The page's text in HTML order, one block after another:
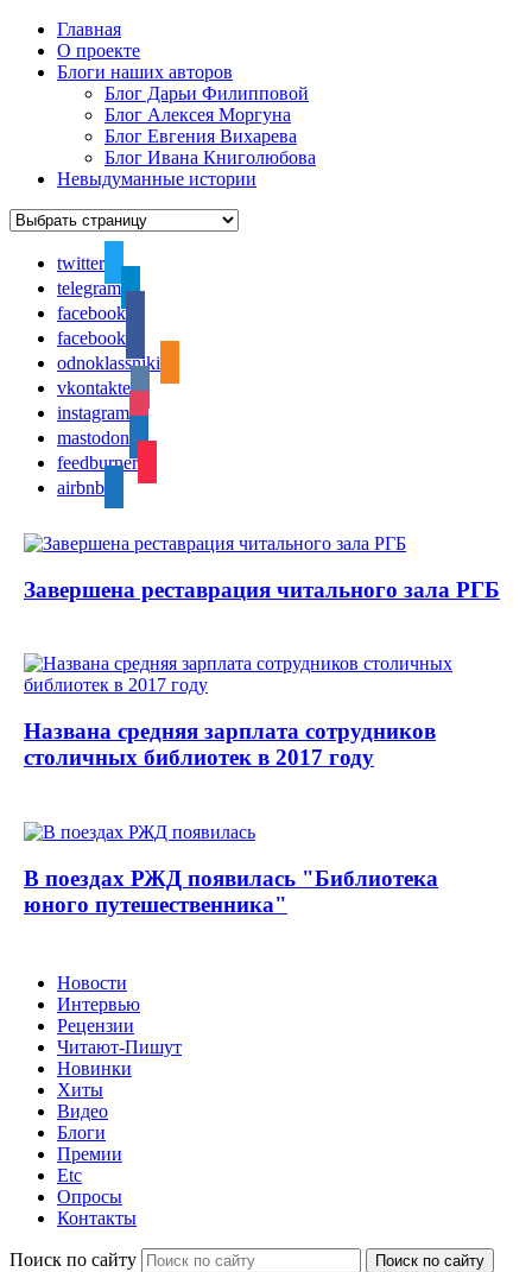
Главная
О проекте
Блоги наших авторов
Блог Дарьи Филипповой
Блог Алексея Моргуна
Блог Евгения Вихарева
Блог Ивана Книголюбова
Невыдуманные истории
twitter
telegram
facebook
facebook
odnoklassniki
vkontakte
instagram
mastodon
feedburner
airbnb
Завершена реставрация читального зала РГБ
Названа средняя зарплата сотрудников
столичных библиотек в 2017 году
В поездах РЖД появилась "Библиотека
юного путешественника"
Новости
Интервью
Рецензии
Читают-Пишут
Новинки
Хиты
Видео
Блоги
Премии
Etc
Опросы
Контакты
Поиск по сайту